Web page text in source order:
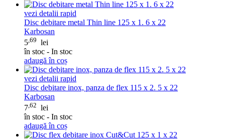
vezi detalii rapid
Disc debitare metal Thin line 125 x 1. 6 x 22
Karbosan
5 ,69 lei
în stoc - In stoc
adaugă în coș
vezi detalii rapid
Disc debitare inox, panza de flex 115 x 2. 5 x 22
Karbosan
7 ,62 lei
în stoc - In stoc
adaugă în coș